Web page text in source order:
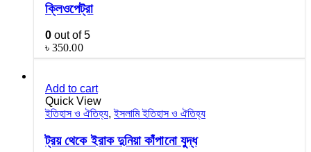
ক্লিওপেট্রা
0 out of 5
৳350.00
Add to cart
Quick View
ইতিহাস ও ঐতিহ্য,ইসলামি ইতিহাস ও ঐতিহ্য
ট্রয় থেকে ইরাক দুনিয়া কাঁপানো যুদ্ধ